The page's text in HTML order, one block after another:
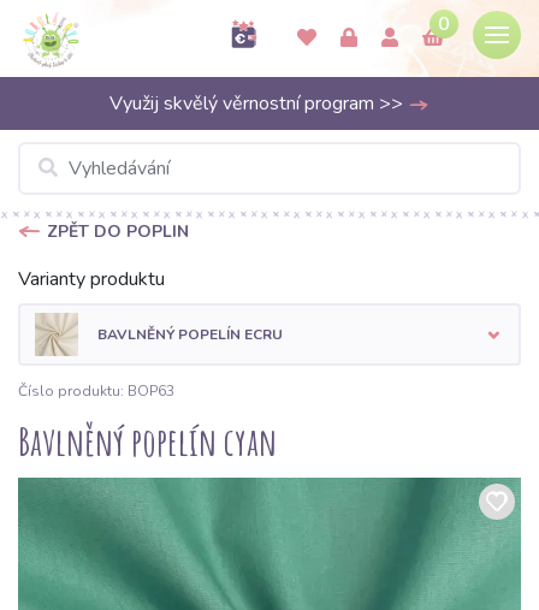
0
Využij skvělý věrnostní program >>
ZPĚT DO POPLIN
Varianty produktu
BAVLNĚNÝ POPELÍN ECRU
Číslo produktu: BOP63
Bavlněný popelín cyan